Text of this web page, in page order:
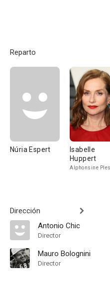
Reparto
Núria Espert
Isabelle
Huppert
Alphonsine
Dirección
Antonio Chic
Director
Mauro Bolognini
Director